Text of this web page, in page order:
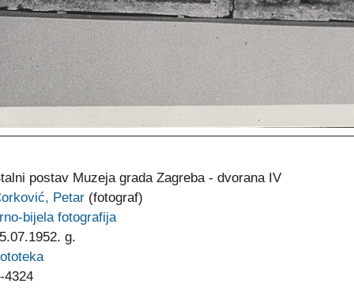
postav Muzeja grada Zagreba - dvorana IV
Petar (fotograf)
bijela fotografija
g.
4324